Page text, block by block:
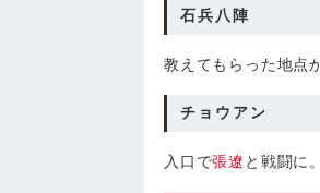
石兵八陣
教えてもらった地点
チョウアン
入口で張遼 と戦闘に。